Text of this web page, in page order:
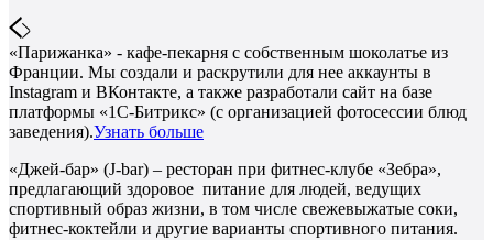
«Парижанка» - кафе-пекарня с собственным шоколатье из
Франции. Мы создали и раскрутили для нее аккаунты в
Instagram и ВКонтакте, а также разработали сайт на базе
платформы «1С-Битрикс» (с организацией фотосессии блюд
заведения).Узнать больше
«Джей-бар» (J-bar) – ресторан при фитнес-клубе «Зебра»,
предлагающий здоровое питание для людей, ведущих
спортивный образ жизни, в том числе свежевыжатые соки,
фитнес-коктейли и другие варианты спортивного питания.